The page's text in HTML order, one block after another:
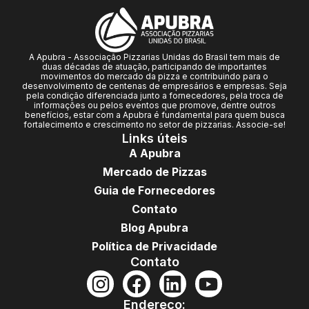
A Apubra - Associação Pizzarias Unidas do Brasil tem mais de
duas décadas de atuação, participando de importantes
movimentos do mercado da pizza e contribuindo para o
desenvolvimento de centenas de empresários e empresas. Seja
pela condição diferenciada junto a fornecedores, pela troca de
informações ou pelos eventos que promove, dentre outros
benefícios, estar com a Apubra é fundamental para quem busca
fortalecimento e crescimento no setor de pizzarias. Associe-se!
Links úteis
A Apubra
Mercado de Pizzas
Guia de Fornecedores
Contato
Blog Apubra
Política de Privacidade
Contato
Endereço: